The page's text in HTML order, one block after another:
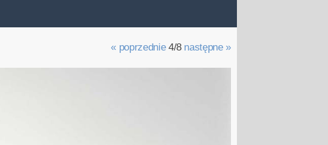
« poprzednie4/8 następne »